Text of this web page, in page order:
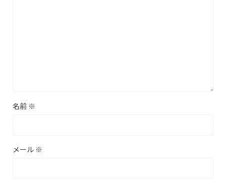
名前 ※
メール ※